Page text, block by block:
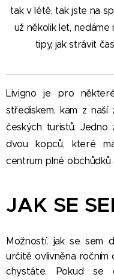
tak v létě, tak jste na
už několik let,
tipy, jak strávit
Livigno je pro
střediskem, kam z naší
českých turistů. Jedno
dvou kopců, které
centrum plné obchůdků
JAK SE
Možností, jak se sem
určitě ovlivněna ročním
chystáte. Pokud se